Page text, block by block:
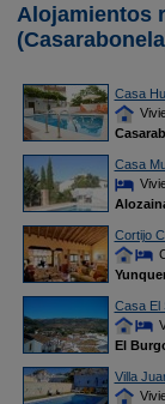
Alojamientos
Casa
Casa
Cortijo
Casa El
El
Villa